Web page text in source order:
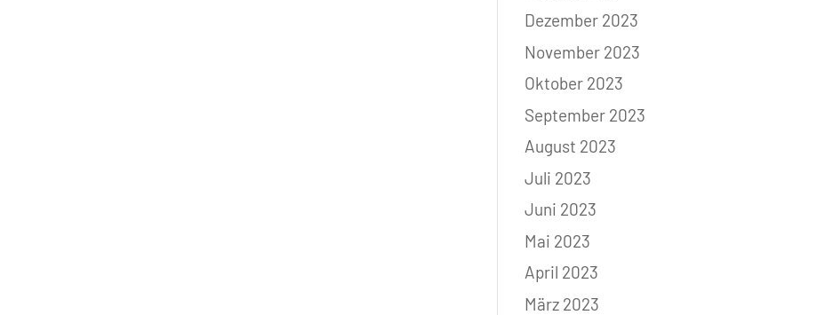
Dezember 2023
November 2023
Oktober 2023
September 2023
August 2023
Juli 2023
Juni 2023
Mai 2023
April 2023
März 2023